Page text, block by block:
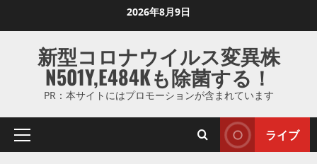
ス
ッ
2026年8月9日
新型コロナウイルス変異株
N501Y,E484Kも除菌する！
PR：本サイトにはプロモーションが含まれています
プ
ライブ